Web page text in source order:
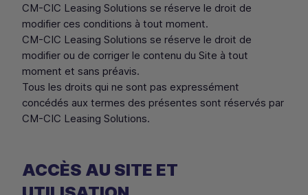
CM-CIC Leasing Solutions se réserve le droit de
modifier ces conditions à tout moment.
CM-CIC Leasing Solutions se réserve le droit de
modifier ou de corriger le contenu du Site à tout
moment et sans préavis.
Tous les droits qui ne sont pas expressément
concédés aux termes des présentes sont réservés par
CM-CIC Leasing Solutions.
ACCÈS AU SITE ET